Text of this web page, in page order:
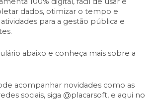
dados, otimizar o tempo e
para a gestão pública e
abaixo e conheça mais sobre a
acompanhar novidades como as
sociais, siga @placarsoft, e aqui no